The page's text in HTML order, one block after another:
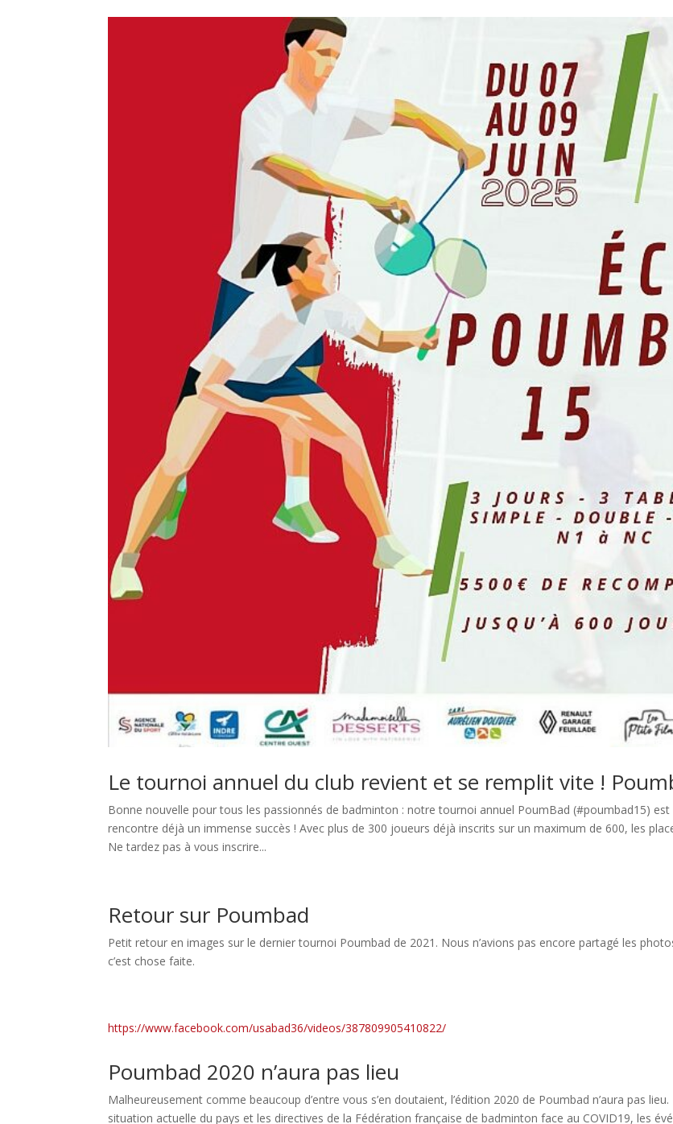
Le tournoi annuel du club revient et se remplit vite !
Bonne nouvelle pour tous les passionnés de badminton : notre tournoi annuel PoumBad (#poumbad15)
rencontre déjà un immense succès ! Avec plus de 300 joueurs déjà inscrits sur un maximum de 600, les
Ne tardez pas à vous inscrire...
Retour sur Poumbad
Petit retour en images sur le dernier tournoi Poumbad de 2021. Nous n’avions pas encore partagé les
c’est chose faite.
https://www.facebook.com/usabad36/videos/387809905410822/
Poumbad 2020 n’aura pas lieu
Malheureusement comme beaucoup d’entre vous s’en doutaient, l’édition 2020 de Poumbad n’aura pas
situation actuelle du pays et les directives de la Fédération française de badminton face au COVID19, les